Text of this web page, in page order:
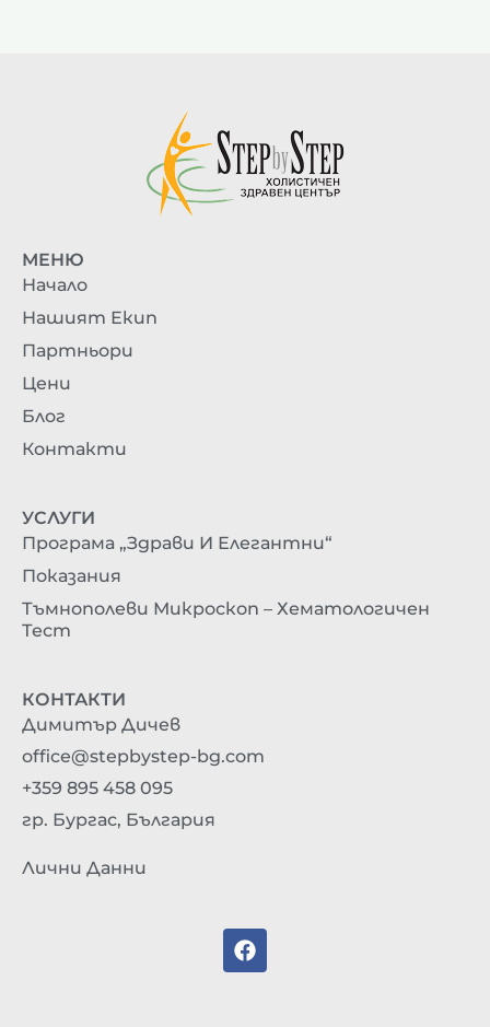
МЕНЮ
Начало
Нашият Екип
Партньори
Цени
Блог
Контакти
УСЛУГИ
Програма „Здрави И Елегантни“
Показания
Тъмнополеви Микроскоп – Хематологичен
Тест
КОНТАКТИ
Димитър Дичев
office@stepbystep-bg.com
+359 895 458 095
гр. Бургас, България
Лични Данни